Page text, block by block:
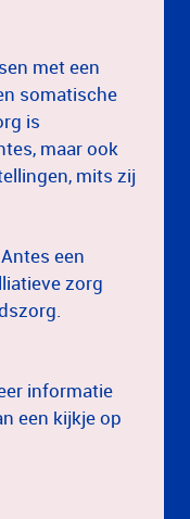
met een
somatische
is
maar ook
mits zij
een
zorg
informatie
een kijkje op